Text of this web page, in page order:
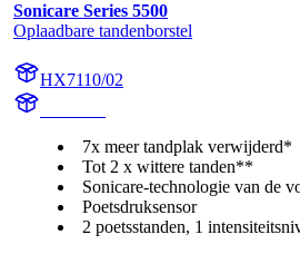
Sonicare Series 5500
Oplaadbare tandenborstel
HX7110/02
7x meer tandplak verwijderd*
Tot 2 x wittere tanden**
Sonicare-technologie van de
Poetsdruksensor
2 poetsstanden, 1